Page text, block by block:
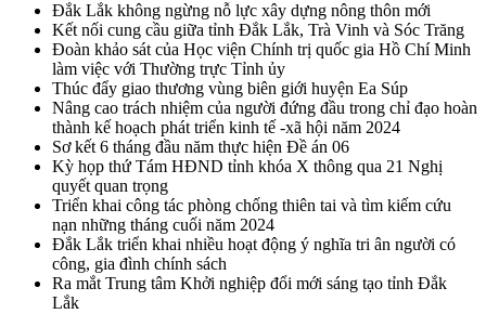
Đắk Lắk không ngừng nỗ lực xây dựng nông thôn mới
Kết nối cung cầu giữa tỉnh Đắk Lắk, Trà Vinh và Sóc Trăng
Đoàn khảo sát của Học viện Chính trị quốc gia Hồ Chí Minh
làm việc với Thường trực Tỉnh ủy
Thúc đẩy giao thương vùng biên giới huyện Ea Súp
Nâng cao trách nhiệm của người đứng đầu trong chỉ đạo hoàn
thành kế hoạch phát triển kinh tế -xã hội năm 2024
Sơ kết 6 tháng đầu năm thực hiện Đề án 06
Kỳ họp thứ Tám HĐND tỉnh khóa X thông qua 21 Nghị
quyết quan trọng
Triển khai công tác phòng chống thiên tai và tìm kiếm cứu
nạn những tháng cuối năm 2024
Đắk Lắk triển khai nhiều hoạt động ý nghĩa tri ân người có
công, gia đình chính sách
Ra mắt Trung tâm Khởi nghiệp đổi mới sáng tạo tỉnh Đắk
Lắk